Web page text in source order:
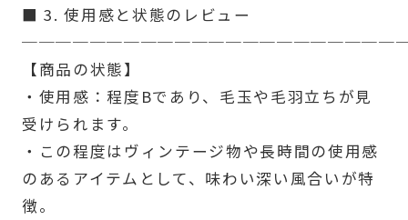
■ 3. 使用感と状態のレビュー
【商品の状態】
・使用感：程度Bであり、毛玉や毛羽立ちが見
受けられます。
・この程度はヴィンテージ物や長時間の使用感
のあるアイテムとして、味わい深い風合いが特
徴。